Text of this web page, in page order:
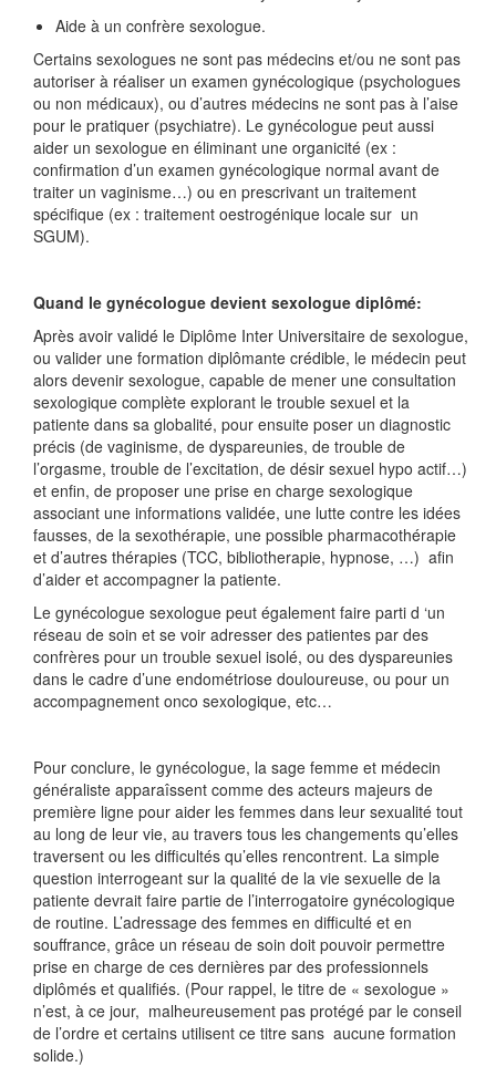
Aide à un confrère sexologue.
Certains sexologues ne sont pas médecins et/ou ne sont pas
autoriser à réaliser un examen gynécologique (psychologues
ou non médicaux), ou d’autres médecins ne sont pas à l’aise
pour le pratiquer (psychiatre). Le gynécologue peut aussi
aider un sexologue en éliminant une organicité (ex :
confirmation d’un examen gynécologique normal avant de
traiter un vaginisme…) ou en prescrivant un traitement
spécifique (ex : traitement oestrogénique locale sur un
SGUM).
Quand le gynécologue devient sexologue diplômé:
Après avoir validé le Diplôme Inter Universitaire de sexologue,
ou valider une formation diplômante crédible, le médecin peut
alors devenir sexologue, capable de mener une consultation
sexologique complète explorant le trouble sexuel et la
patiente dans sa globalité, pour ensuite poser un diagnostic
précis (de vaginisme, de dyspareunies, de trouble de
l’orgasme, trouble de l’excitation, de désir sexuel hypo actif…)
et enfin, de proposer une prise en charge sexologique
associant une informations validée, une lutte contre les idées
fausses, de la sexothérapie, une possible pharmacothérapie
et d’autres thérapies (TCC, bibliotherapie, hypnose, …) afin
d’aider et accompagner la patiente.
Le gynécologue sexologue peut également faire parti d ‘un
réseau de soin et se voir adresser des patientes par des
confrères pour un trouble sexuel isolé, ou des dyspareunies
dans le cadre d’une endométriose douloureuse, ou pour un
accompagnement onco sexologique, etc…
Pour conclure, le gynécologue, la sage femme et médecin
généraliste apparaîssent comme des acteurs majeurs de
première ligne pour aider les femmes dans leur sexualité tout
au long de leur vie, au travers tous les changements qu’elles
traversent ou les difficultés qu’elles rencontrent. La simple
question interrogeant sur la qualité de la vie sexuelle de la
patiente devrait faire partie de l’interrogatoire gynécologique
de routine. L’adressage des femmes en difficulté et en
souffrance, grâce un réseau de soin doit pouvoir permettre
prise en charge de ces dernières par des professionnels
diplômés et qualifiés. (Pour rappel, le titre de « sexologue »
n’est, à ce jour, malheureusement pas protégé par le conseil
de l’ordre et certains utilisent ce titre sans aucune formation
solide.)